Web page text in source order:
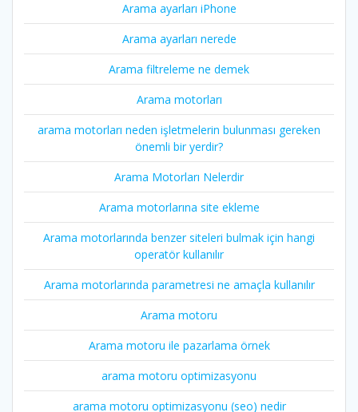
Arama ayarları iPhone
Arama ayarları nerede
Arama filtreleme ne demek
Arama motorları
arama motorları neden işletmelerin bulunması gereken
önemli bir yerdir?
Arama Motorları Nelerdir
Arama motorlarına site ekleme
Arama motorlarında benzer siteleri bulmak için hangi
operatör kullanılır
Arama motorlarında parametresi ne amaçla kullanılır
Arama motoru
Arama motoru ile pazarlama örnek
arama motoru optimizasyonu
arama motoru optimizasyonu (seo) nedir